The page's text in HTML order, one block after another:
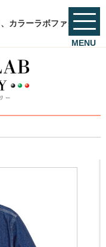
カラーラボファクトリ
MENU